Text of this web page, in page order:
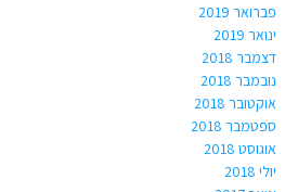
פברואר 2019
ינואר 2019
דצמבר 2018
נובמבר 2018
אוקטובר 2018
ספטמבר 2018
אוגוסט 2018
יולי 2018